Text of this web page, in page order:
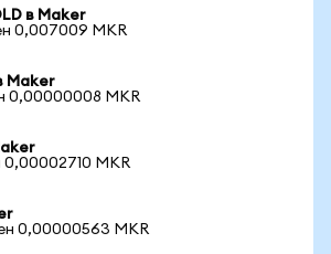
в Maker
0,007009 MKR
Maker
0,00000008 MKR
0,00002710 MKR
0,00000563 MKR